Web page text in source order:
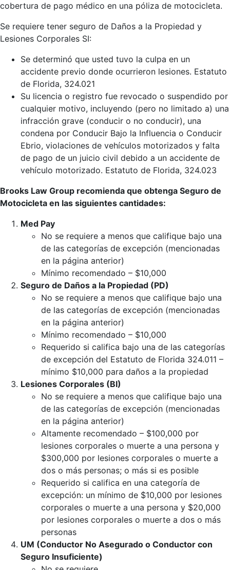
cobertura de pago médico en una póliza de motocicleta.
Se requiere tener seguro de Daños a la Propiedad y
Lesiones Corporales SI:
Se determinó que usted tuvo la culpa en un
accidente previo donde ocurrieron lesiones. Estatuto
de Florida, 324.021
Su licencia o registro fue revocado o suspendido por
cualquier motivo, incluyendo (pero no limitado a) una
infracción grave (conducir o no conducir), una
condena por Conducir Bajo la Influencia o Conducir
Ebrio, violaciones de vehículos motorizados y falta
de pago de un juicio civil debido a un accidente de
vehículo motorizado. Estatuto de Florida, 324.023
Brooks Law Group recomienda que obtenga Seguro de
Motocicleta en las siguientes cantidades:
Med Pay
No se requiere a menos que califique bajo una
de las categorías de excepción (mencionadas
en la página anterior)
Mínimo recomendado – $10,000
Seguro de Daños a la Propiedad (PD)
No se requiere a menos que califique bajo una
de las categorías de excepción (mencionadas
en la página anterior)
Mínimo recomendado – $10,000
Requerido si califica bajo una de las categorías
de excepción del Estatuto de Florida 324.011 –
mínimo $10,000 para daños a la propiedad
Lesiones Corporales (BI)
No se requiere a menos que califique bajo una
de las categorías de excepción (mencionadas
en la página anterior)
Altamente recomendado – $100,000 por
lesiones corporales o muerte a una persona y
$300,000 por lesiones corporales o muerte a
dos o más personas; o más si es posible
Requerido si califica en una categoría de
excepción: un mínimo de $10,000 por lesiones
corporales o muerte a una persona y $20,000
por lesiones corporales o muerte a dos o más
personas
UM (Conductor No Asegurado o Conductor con
Seguro Insuficiente)